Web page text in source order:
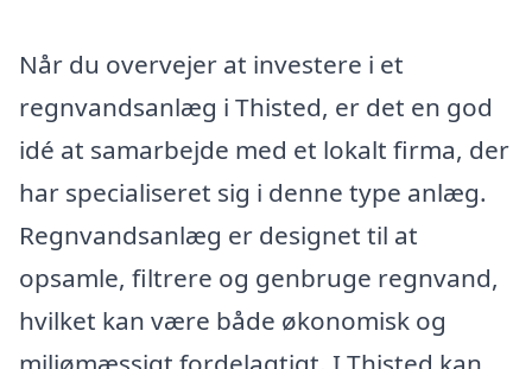
Når du overvejer at investere i et
regnvandsanlæg i Thisted, er det en god
idé at samarbejde med et lokalt firma, der
har specialiseret sig i denne type anlæg.
Regnvandsanlæg er designet til at
opsamle, filtrere og genbruge regnvand,
hvilket kan være både økonomisk og